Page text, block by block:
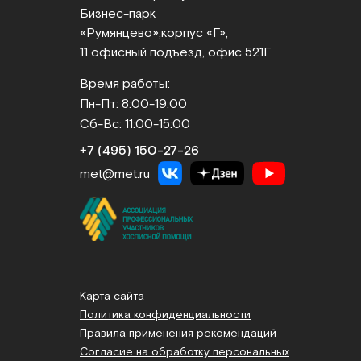
Бизнес‑парк
«Румянцево», корпус «Г»,
11 офисный подъезд, офис 521Г
Время работы:
Пн-Пт: 8:00-19:00
Сб-Вс: 11:00-15:00
+7 (495) 150‑27‑26
met@met.ru
Карта сайта
Политика конфиденциальности
Правила применения рекомендаций
Согласие на обработку персональных